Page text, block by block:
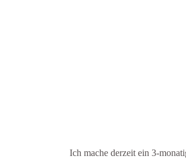
Ich mache derzeit ein 3-